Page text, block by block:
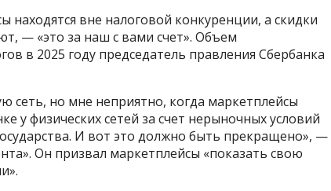
находятся вне налоговой конкуренции, а скидки
— «это за наш с вами счет». Объем
в 2025 году председатель правления Сбербанка
сеть, но мне неприятно, когда маркетплейсы
у физических сетей за счет нерыночных условий
И вот это должно быть прекращено», —
Он призвал маркетплейсы «показать свою